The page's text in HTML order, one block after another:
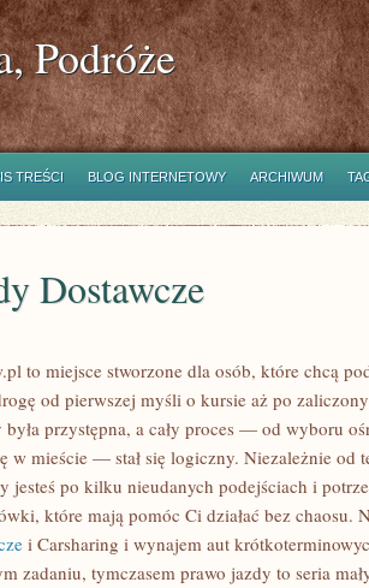
Podróże
TREŚCI BLOG INTERNETOWY ARCHIWUM
Dostawcze
to miejsce stworzone dla osób, które chcą
od pierwszej myśli o kursie aż po
przystępna, a cały proces — od wyboru
w mieście — stał się logiczny. Niezależnie od
jesteś po kilku nieudanych podejściach i
które mają pomóc Ci działać bez chaosu.
i Carsharing i wynajem aut
zadaniu, tymczasem prawo jazdy to seria